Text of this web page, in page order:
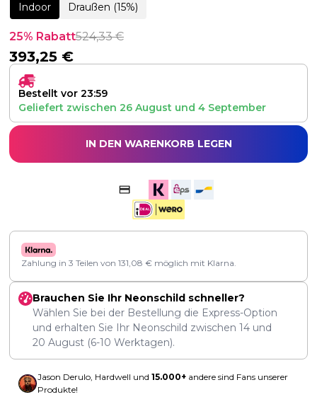
Indoor Draußen (15%)
25% Rabatt524,33€
393,25 €
Bestellt vor 23:59
Geliefert zwischen 26 August und 4 September
IN DEN WARENKORB LEGEN
Zahlung in 3 Teilen von 131,08 € möglich mit Klarna.
Brauchen Sie Ihr Neonschild schneller?
Wählen Sie bei der Bestellung die Express-Option
und erhalten Sie Ihr Neonschild zwischen 14 und
20 August (6-10 Werktagen).
Jason Derulo, Hardwell und 15.000+ andere sind Fans unserer
Produkte!